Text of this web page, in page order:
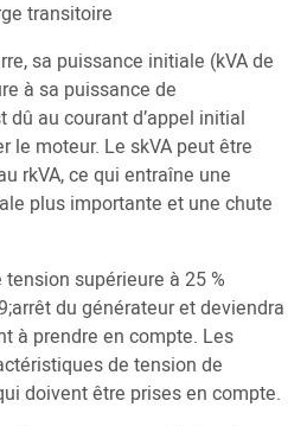
transitoire
sa puissance initiale (kVA de
à sa puissance de
au courant d’appel initial
le moteur. Le skVA peut être
rkVA, ce qui entraîne une
plus importante et une chute
supérieure à 25 %
du générateur et deviendra
à prendre en compte. Les
de tension de
doivent être prises en compte.